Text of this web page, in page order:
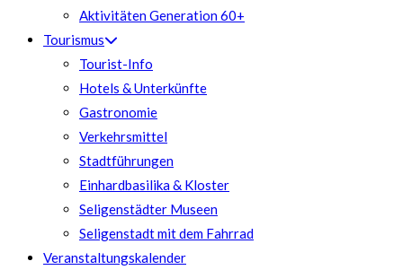
Aktivitäten Generation 60+
Tourismus
Tourist-Info
Hotels & Unterkünfte
Gastronomie
Verkehrsmittel
Stadtführungen
Einhardbasilika & Kloster
Seligenstädter Museen
Seligenstadt mit dem Fahrrad
Veranstaltungskalender